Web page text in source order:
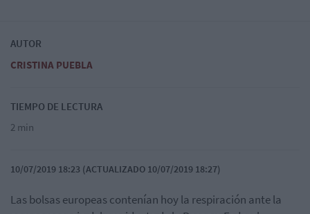
AUTOR
CRISTINA PUEBLA
TIEMPO DE LECTURA
2 min
10/07/2019 18:23 (ACTUALIZADO 10/07/2019 18:27)
Las bolsas europeas contenían hoy la respiración ante la